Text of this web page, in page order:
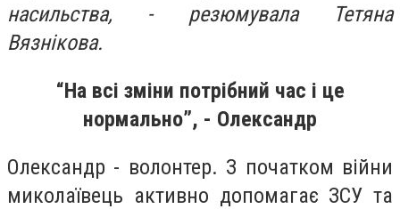
насильства, - резюмувала Тетяна
Вязнікова.
“На всі зміни потрібний час і це
нормально”, - Олександр
Олександр - волонтер. З початком війни
миколаївець активно допомагає ЗСУ та